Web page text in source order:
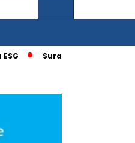
Surat Kementerian UMKM